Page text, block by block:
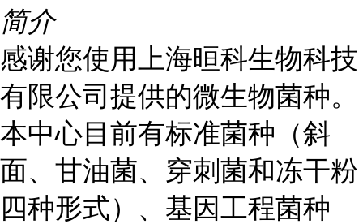
简介
感谢您使用上海晅科生物科技
有限公司提供的微生物菌种。
本中心目前有标准菌种（斜
面、甘油菌、穿刺菌和冻干粉
四种形式）、基因工程菌种